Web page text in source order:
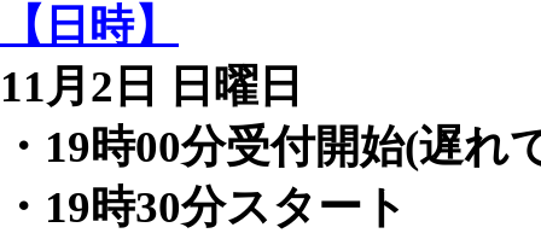
【日時】
11月2日 日曜日
・19時00分受付開始(遅れ
・19時30分スタート